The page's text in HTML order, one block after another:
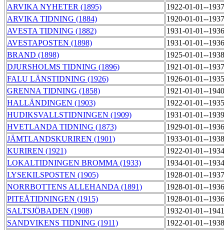
ARVIKA NYHETER (1895)
1922-01-01--
ARVIKA TIDNING (1884)
1920-01-01--
AVESTA TIDNING (1882)
1931-01-01--
AVESTAPOSTEN (1898)
1931-01-01--
BRAND (1898)
1925-01-01--
DJURSHOLMS TIDNING (1896)
1921-01-01--
FALU LÄNSTIDNING (1926)
1926-01-01--
GRENNA TIDNING (1858)
1921-01-01--
HALLÄNDINGEN (1903)
1922-01-01--
HUDIKSVALLSTIDNINGEN (1909)
1931-01-01--
HVETLANDA TIDNING (1873)
1929-01-01--
JÄMTLANDSKURIREN (1901)
1933-01-01--
KURIREN (1921)
1922-01-01--
LOKALTIDNINGEN BROMMA (1933)
1934-01-01--
LYSEKILSPOSTEN (1905)
1928-01-01--
NORRBOTTENS ALLEHANDA (1891)
1928-01-01--
PITEÅTIDNINGEN (1915)
1928-01-01--
SALTSJÖBADEN (1908)
1932-01-01--
SANDVIKENS TIDNING (1911)
1922-01-01--